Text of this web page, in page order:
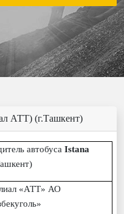
АТТ) (г.Ташкент)
автобуса Istana
«АТТ» АО